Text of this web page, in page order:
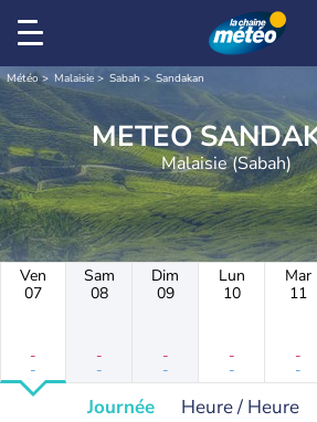
Météo Malaisie Sabah Sandakan
METEO
Malaisie (Sabah)
Ven
07
-
-
Sam
08
-
-
Dim
09
-
-
Lun
10
-
-
Mar
11
-
-
Journée Heure / Heure